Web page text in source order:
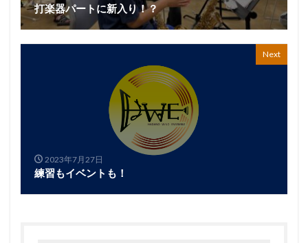
打楽器パートに新入り！？
Next
2023年7月27日
練習もイベントも！